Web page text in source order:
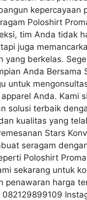
kepercayaan
Poloshirt
tim Anda tidak
juga
yang berkelas.
Anda Bersama
untuk
Anda. Kami
solusi terbaik
kualitas yang
Stars
seragam
Poloshirt
sekarang untuk
penawaran harga